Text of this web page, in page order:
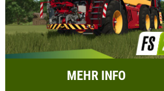
MEHR INFO